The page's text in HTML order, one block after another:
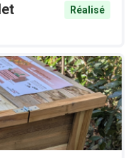
Réalisé